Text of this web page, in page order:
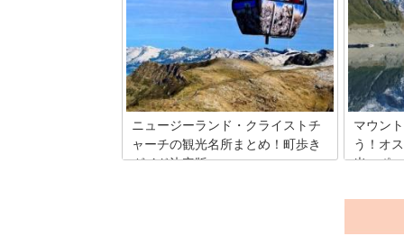
クライストチャーチはニュージーランド
の南島中央に位置し、人口は南島で最大
の街。市内は英国風の優雅な建物が並
び、郊外は海と山の自然が壮大でとても
美しい。ニュージーランド旅行を満喫で
きる、クライストチャーチの魅力がたっ
ぷり味わえるスポットをご紹介します。
高いワイ
介！土地
る極上
味わいで
リー巡り
も出来
みて下さ
ニュージーランド・クライストチ
ャーチの観光名所まとめ！町歩き
ガイド決定版
マウン
う！オ
光スポ
近郊の壮
「アオラ